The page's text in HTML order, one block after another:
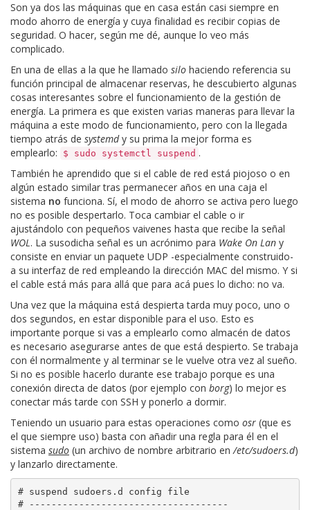
Son ya dos las máquinas que en casa están casi siempre en
modo ahorro de energía y cuya finalidad es recibir copias de
seguridad. O hacer, según me dé, aunque lo veo más
complicado.
En una de ellas a la que he llamado silo haciendo referencia su
función principal de almacenar reservas, he descubierto algunas
cosas interesantes sobre el funcionamiento de la gestión de
energía. La primera es que existen varias maneras para llevar la
máquina a este modo de funcionamiento, pero con la llegada
tiempo atrás de systemdy su prima la mejor forma es
emplearlo:
$ sudo systemctl suspend .
También he aprendido que si el cable de red está piojoso o en
algún estado similar tras permanecer años en una caja el
sistema no funciona. Sí, el modo de ahorro se activa pero luego
no es posible despertarlo. Toca cambiar el cable o ir
ajustándolo con pequeños vaivenes hasta que recibe la señal
WOL. La susodicha señal es un acrónimo para Wake On Lan y
consiste en enviar un paquete UDP -especialmente construido-
a su interfaz de red empleando la dirección MAC del mismo. Y si
el cable está más para allá que para acá pues lo dicho: no va.
Una vez que la máquina está despierta tarda muy poco, uno o
dos segundos, en estar disponible para el uso. Esto es
importante porque si vas a emplearlo como almacén de datos
es necesario asegurarse antes de que está despierto. Se trabaja
con él normalmente y al terminar se le vuelve otra vez al sueño.
Si no es posible hacerlo durante ese trabajo porque es una
conexión directa de datos (por ejemplo con borg) lo mejor es
conectar más tarde con SSH y ponerlo a dormir.
Teniendo un usuario para estas operaciones como osr (que es
el que siempre uso) basta con añadir una regla para él en el
sistema sudo (un archivo de nombre arbitrario en/etc/sudoers.d)
y lanzarlo directamente.
# suspend sudoers.d config file
# ------------------------------------